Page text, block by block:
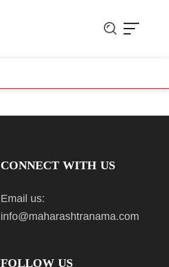
CONNECT WITH US
Email us:
info@maharashtranama.com